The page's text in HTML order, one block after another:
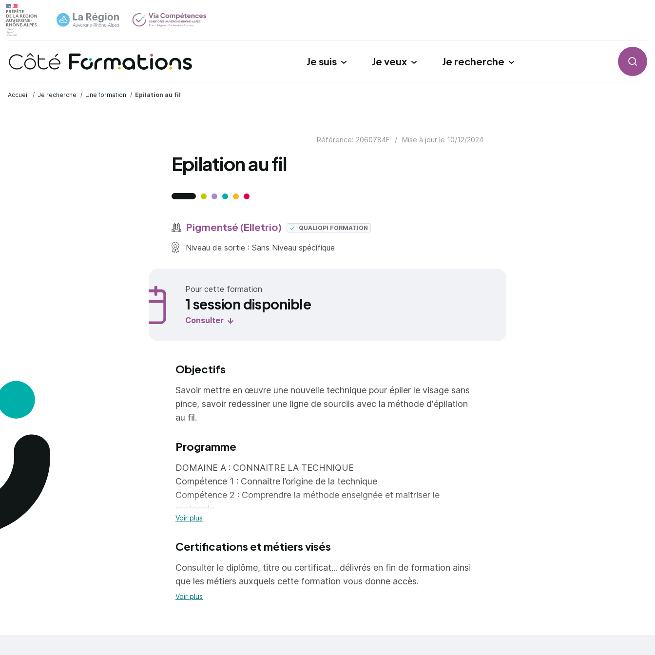
Je suis Je veux Je recherche
Accueil Je recherche Une formation Epilation au fil
Référence: 2060784F / Mise à jour le 10/12/2024
Epilation au fil
Pigmentsé (Elletrio) QUALIOPI FORMATION
Niveau de sortie : Sans Niveau spécifique
Pour cette formation
1 session disponible
Consulter
Objectifs
Savoir mettre en œuvre une nouvelle technique pour épiler le visage sans
pince, savoir redessiner une ligne de sourcils avec la méthode d'épilation
au fil.
Programme
DOMAINE A : CONNAITRE LA TECHNIQUE
Compétence 1 : Connaitre l’origine de la technique
Compétence 2 : Comprendre la méthode enseignée et maitriser le
protocole
Compétence 3 : Apprendre les avantages, les inconvénients et être
Compétence 4 : Intégrer les techniques avec fluidité
DOMAINE B : SAVOIR PRATIQUER
Voir plus
Certifications et métiers visés
Consulter le diplôme, titre ou certificat... délivrés en fin de formation ainsi
que les métiers auxquels cette formation vous donne accès.
Voir plus